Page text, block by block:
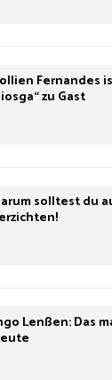
Fernandes
zu Gast
solltest du
Lenßen: Das